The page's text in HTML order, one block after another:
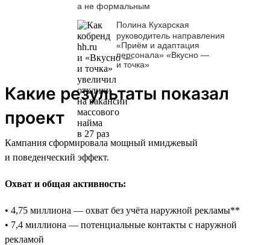
а не формальным
Полина Кухарская
руководитель направления
«Приём и адаптация
персонала» «Вкусно —
и точка»
Какие результаты показал
проект
Кампания сформировала мощный имиджевый
и поведенческий эффект.
Охват и общая активность:
• 4,75 миллиона — охват без учёта наружной рекламы**
• 7,4 миллиона — потенциальные контакты с наружной
рекламой